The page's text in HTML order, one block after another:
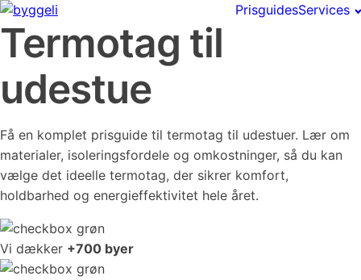
PrisguidesServices
Termotag til
udestue
Få en komplet prisguide til termotag til udestuer. Lær om
materialer, isoleringsfordele og omkostninger, så du kan
vælge det ideelle termotag, der sikrer komfort,
holdbarhed og energieffektivitet hele året.
Vi dækker +700 byer